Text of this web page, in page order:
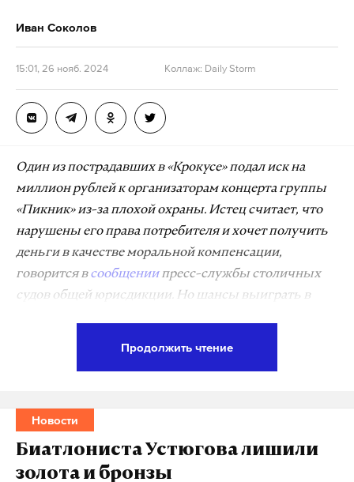
Иван Соколов
15:01, 26 нояб. 2024 Коллаж: Daily Storm
Один из пострадавших в «Крокусе» подал иск на
миллион рублей к организаторам концерта группы
«Пикник» из-за плохой охраны. Истец считает, что
нарушены его права потребителя и хочет получить
деньги в качестве моральной компенсации,
говорится всообщениипресс-службы столичных
судов общей юрисдикции. Но шансы выиграть в
У меня такое ощущение, что истец не
воспользовался профессиональной юридической
помощью. Это какие-то самостоятельные
Продолжить чтение
Новости
Биатлониста Устюгова лишили
золота и бронзы